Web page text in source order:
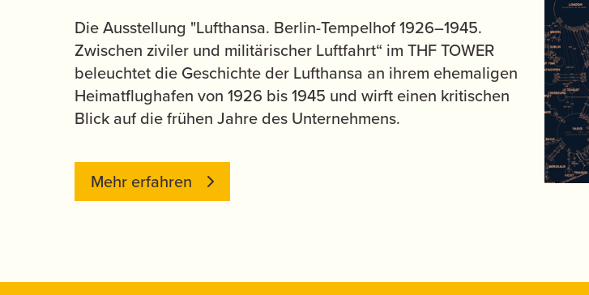
Die Ausstellung "Lufthansa. Berlin-Tempelhof 1926–1945.
Zwischen ziviler und militärischer Luftfahrt“ im THF TOWER
beleuchtet die Geschichte der Lufthansa an ihrem ehemaligen
Heimatflughafen von 1926 bis 1945 und wirft einen kritischen
Blick auf die frühen Jahre des Unternehmens.
Mehr erfahren